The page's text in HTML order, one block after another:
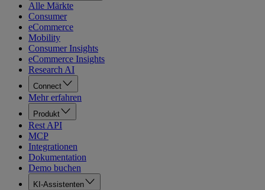
Alle Märkte
Consumer
eCommerce
Mobility
Consumer Insights
eCommerce Insights
Research AI
Connect
Mehr erfahren
Produkt
Rest API
MCP
Integrationen
Dokumentation
Demo buchen
KI-Assistenten